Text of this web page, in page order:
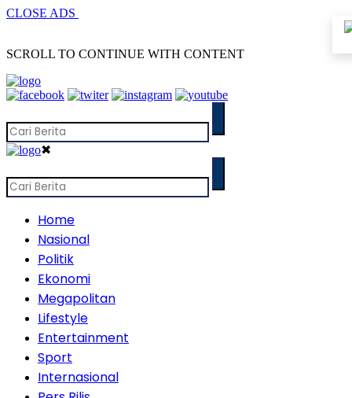
CLOSE ADS
SCROLL TO CONTINUE WITH CONTENT
✖
Home
Nasional
Politik
Ekonomi
Megapolitan
Lifestyle
Entertainment
Sport
Internasional